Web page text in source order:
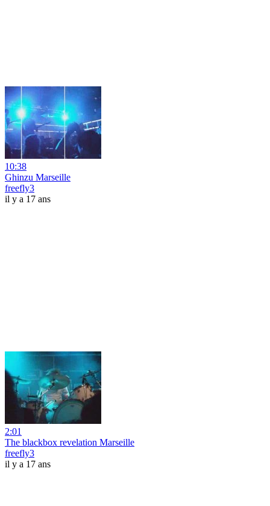
10:38
Ghinzu Marseille
freefly3
il y a 17 ans
2:01
The blackbox revelation Marseille
freefly3
il y a 17 ans